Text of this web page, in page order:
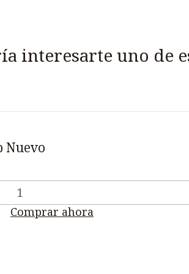
interesarte uno de
Nuevo
Comprar ahora